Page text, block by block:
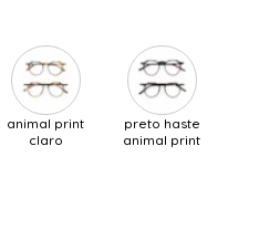
animal print
claro
preto haste
animal print